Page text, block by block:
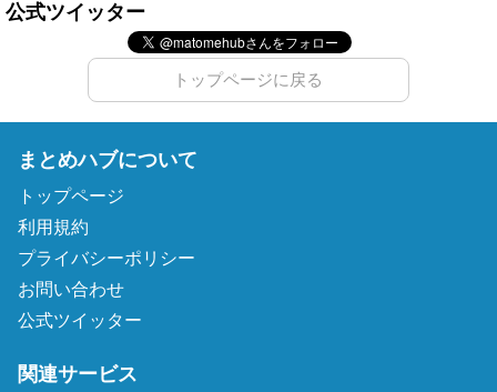
公式ツイッター
トップページに戻る
まとめハブについて
トップページ
利用規約
プライバシーポリシー
お問い合わせ
公式ツイッター
関連サービス